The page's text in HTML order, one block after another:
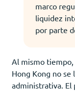
marco
liquidez
por parte
Al mismo
Hong Kong no
administrativa. El